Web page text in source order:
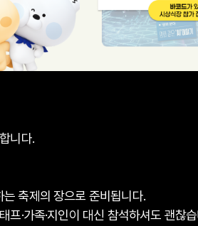
니다.
축제의 장으로 준비됩니다.
·가족·지인이 대신 참석하셔도 괜찮